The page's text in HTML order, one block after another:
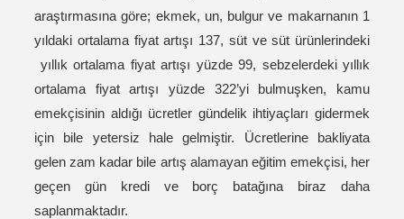
araştırmasına göre; ekmek, un, bulgur ve makarnanın 1
yıldaki ortalama fiyat artışı 137, süt ve süt ürünlerindeki
yıllık ortalama fiyat artışı yüzde 99, sebzelerdeki yıllık
ortalama fiyat artışı yüzde 322’yi bulmuşken, kamu
emekçisinin aldığı ücretler gündelik ihtiyaçları gidermek
için bile yetersiz hale gelmiştir. Ücretlerine bakliyata
gelen zam kadar bile artış alamayan eğitim emekçisi, her
geçen gün kredi ve borç batağına biraz daha
saplanmaktadır.